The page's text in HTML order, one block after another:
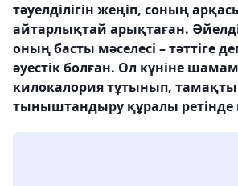
тәуелділігін жеңіп, соның
айтарлықтай арықтаған.
оның басты мәселесі – тәттіге
әуестік болған. Ол күніне
килокалория тұтынып,
тыныштандыру құралы ретінде